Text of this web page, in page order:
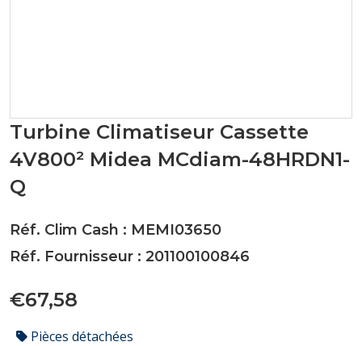
Turbine Climatiseur Cassette
4V800² Midea MCdiam-48HRDN1-
Q
Réf. Clim Cash : MEMI03650
Réf. Fournisseur : 201100100846
€67,58
Pièces détachées